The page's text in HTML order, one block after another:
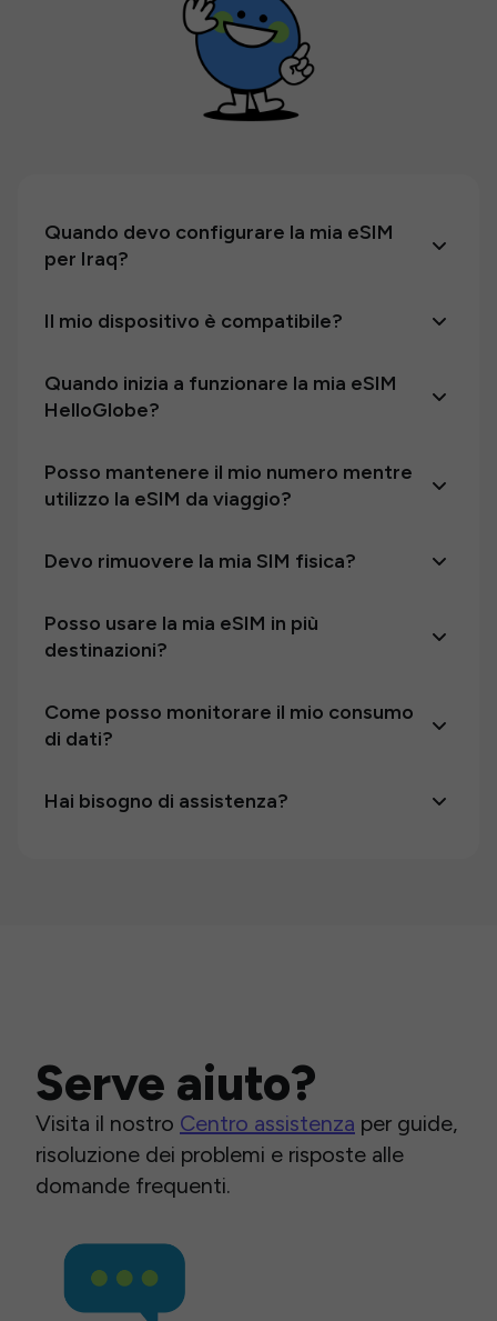
Quando devo configurare la mia eSIM
per Iraq?
Il mio dispositivo è compatibile?
Quando inizia a funzionare la mia eSIM
HelloGlobe?
Posso mantenere il mio numero mentre
utilizzo la eSIM da viaggio?
Devo rimuovere la mia SIM fisica?
Posso usare la mia eSIM in più
destinazioni?
Come posso monitorare il mio consumo
di dati?
Hai bisogno di assistenza?
Serve aiuto?
Visita il nostro Centro assistenza per guide,
risoluzione dei problemi e risposte alle
domande frequenti.